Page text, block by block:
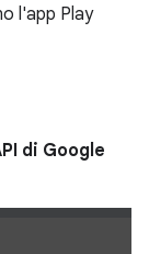
l'app Play
di Google